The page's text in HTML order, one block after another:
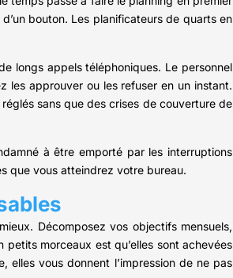
bouton. Les planificateurs de quarts en
longs appels téléphoniques. Le personnel
les approuver ou les refuser en un instant.
sans que des crises de couverture de
à être emporté par les interruptions
que vous atteindrez votre bureau.
Décomposez vos objectifs mensuels,
morceaux est qu’elles sont achevées
vous donnent l’impression de ne pas